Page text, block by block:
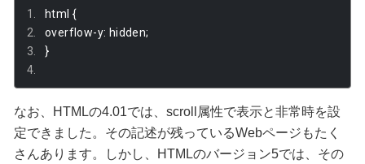
html {
overflow-y: hidden;
}
なお、HTMLの4.01では、scroll属性で表示と非常時を設
定できました。その記述が残っているWebページもたく
さんあります。しかし、HTMLのバージョン5では、その